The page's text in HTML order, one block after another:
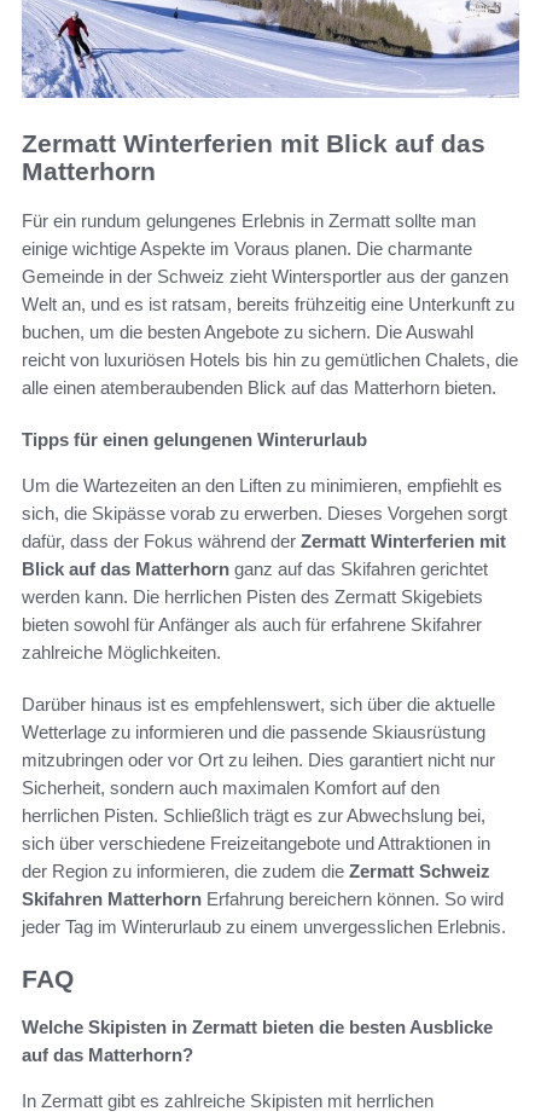
Zermatt Winterferien mit Blick auf das
Matterhorn
Für ein rundum gelungenes Erlebnis in Zermatt sollte man
einige wichtige Aspekte im Voraus planen. Die charmante
Gemeinde in der Schweiz zieht Wintersportler aus der ganzen
Welt an, und es ist ratsam, bereits frühzeitig eine Unterkunft zu
buchen, um die besten Angebote zu sichern. Die Auswahl
reicht von luxuriösen Hotels bis hin zu gemütlichen Chalets, die
alle einen atemberaubenden Blick auf das Matterhorn bieten.
Tipps für einen gelungenen Winterurlaub
Um die Wartezeiten an den Liften zu minimieren, empfiehlt es
sich, die Skipässe vorab zu erwerben. Dieses Vorgehen sorgt
dafür, dass der Fokus während der Zermatt Winterferien mit
Blick auf das Matterhorn ganz auf das Skifahren gerichtet
werden kann. Die herrlichen Pisten des Zermatt Skigebiets
bieten sowohl für Anfänger als auch für erfahrene Skifahrer
zahlreiche Möglichkeiten.
Darüber hinaus ist es empfehlenswert, sich über die aktuelle
Wetterlage zu informieren und die passende Skiausrüstung
mitzubringen oder vor Ort zu leihen. Dies garantiert nicht nur
Sicherheit, sondern auch maximalen Komfort auf den
herrlichen Pisten. Schließlich trägt es zur Abwechslung bei,
sich über verschiedene Freizeitangebote und Attraktionen in
der Region zu informieren, die zudem die Zermatt Schweiz
Skifahren Matterhorn Erfahrung bereichern können. So wird
jeder Tag im Winterurlaub zu einem unvergesslichen Erlebnis.
FAQ
Welche Skipisten in Zermatt bieten die besten Ausblicke
auf das Matterhorn?
In Zermatt gibt es zahlreiche Skipisten mit herrlichen